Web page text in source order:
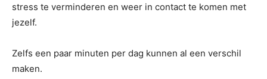
stress te verminderen en weer in contact te komen met
jezelf.
Zelfs een paar minuten per dag kunnen al een verschil
maken.